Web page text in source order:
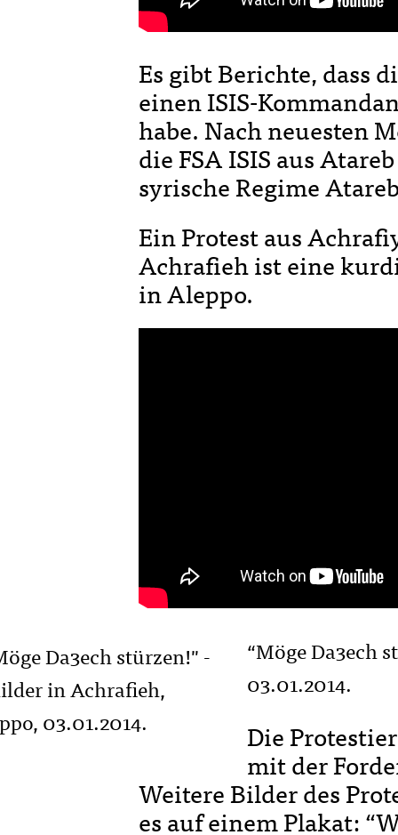
Es gibt Berichte, dass
einen ISIS-
habe. Nach neuesten
die FSA ISIS aus
syrische Regime
Ein Protest aus
Achrafieh ist eine
in Aleppo.
“Möge Da3ech
03.01.2014.
Die
mit der
Weitere Bilder des
es auf einem Plakat: